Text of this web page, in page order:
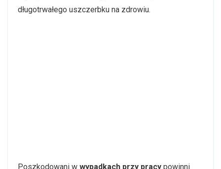
długotrwałego uszczerbku na zdrowiu.
Poszkodowani w wypadkach przy pracy powinni